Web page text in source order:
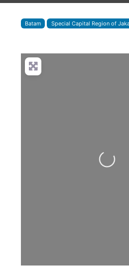
Batam Special Capital Region of
Loading...